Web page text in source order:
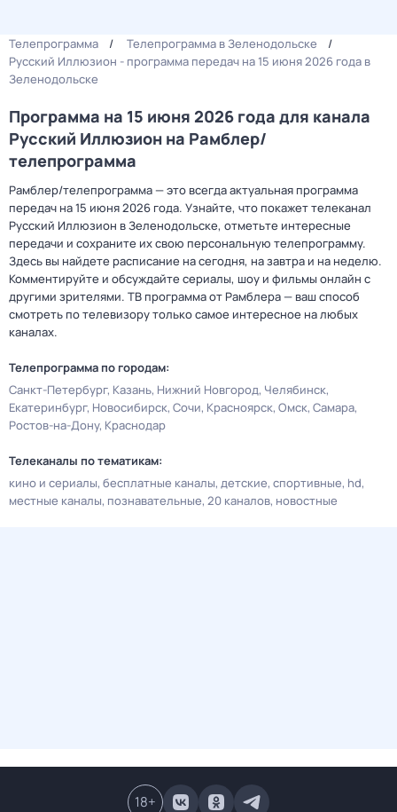
Телепрограмма
Телепрограмма в Зеленодольске
Русский Иллюзион - программа передач на 15 июня 2026 года в
Зеленодольске
Программа на 15 июня 2026 года для канала
Русский Иллюзион на Рамблер/
телепрограмма
Рамблер/телепрограмма — это всегда актуальная программа
передач на 15 июня 2026 года. Узнайте, что покажет телеканал
Русский Иллюзион в Зеленодольске, отметьте интересные
передачи и сохраните их свою персональную телепрограмму.
Здесь вы найдете расписание на сегодня, на завтра и на неделю.
Комментируйте и обсуждайте сериалы, шоу и фильмы онлайн с
другими зрителями. ТВ программа от Рамблера — ваш способ
смотреть по телевизору только самое интересное на любых
каналах.
Телепрограмма по городам:
Санкт-Петербург Казань Нижний Новгород Челябинск
Екатеринбург Новосибирск Сочи Красноярск Омск Самара
Ростов-на-Дону Краснодар
Телеканалы по тематикам:
кино и сериалы бесплатные каналы детские спортивные hd
местные каналы познавательные 20 каналов новостные
18+